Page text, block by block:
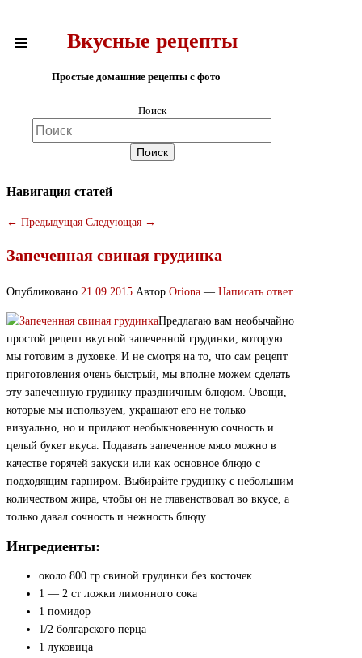
Вкусные рецепты
Простые домашние рецепты с фото
Поиск
Навигация статей
← Предыдущая Следующая →
Запеченная свиная грудинка
Опубликовано 21.09.2015 Автор Oriona — Написать ответ
Предлагаю вам необычайно
простой рецепт вкусной запеченной грудинки, которую
мы готовим в духовке. И не смотря на то, что сам рецепт
приготовления очень быстрый, мы вполне можем сделать
эту запеченную грудинку праздничным блюдом. Овощи,
которые мы используем, украшают его не только
визуально, но и придают необыкновенную сочность и
целый букет вкуса. Подавать запеченное мясо можно в
качестве горячей закуски или как основное блюдо с
подходящим гарниром. Выбирайте грудинку с небольшим
количеством жира, чтобы он не главенствовал во вкусе, а
только давал сочность и нежность блюду.
Ингредиенты:
около 800 гр свиной грудинки без косточек
1 — 2 ст ложки лимонного сока
1 помидор
1/2 болгарского перца
1 луковица